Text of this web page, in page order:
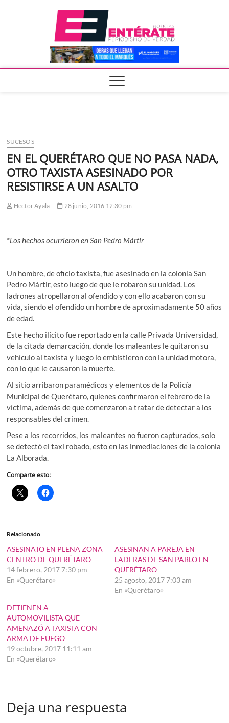
SUCESOS
EN EL QUERÉTARO QUE NO PASA NADA,
OTRO TAXISTA ASESINADO POR
RESISTIRSE A UN ASALTO
Hector Ayala 28 junio, 2016 12:30 pm
*Los hechos ocurrieron en San Pedro Mártir
Un hombre, de oficio taxista, fue asesinado en la colonia San
Pedro Mártir, esto luego de que le robaron su unidad. Los
ladrones atropellaron al ofendido y con ello acabaron con su
vida, siendo el ofendido un hombre de aproximadamente 50 años
de edad.
Este hecho ilícito fue reportado en la calle Privada Universidad,
de la citada demarcación, donde los maleantes le quitaron su
vehículo al taxista y luego lo embistieron con la unidad motora,
con lo que le causaron la muerte.
Al sitio arribaron paramédicos y elementos de la Policía
Municipal de Querétaro, quienes confirmaron el febrero de la
víctima, además de que comenzaron a tratar de detectar a los
responsables del crimen.
Pese a los recorridos, los maleantes no fueron capturados, solo
se detectó el taxi robado, esto en las inmediaciones de la colonia
La Alborada.
Comparte esto:
Relacionado
ASESINATO EN PLENA ZONA
CENTRO DE QUERÉTARO
14 febrero, 2017 7:30 pm
En «Querétaro»
ASESINAN A PAREJA EN
LADERAS DE SAN PABLO EN
QUERÉTARO
25 agosto, 2017 7:03 am
En «Querétaro»
DETIENEN A
AUTOMOVILISTA QUE
AMENAZÓ A TAXISTA CON
ARMA DE FUEGO
19 octubre, 2017 11:11 am
En «Querétaro»
Deja una respuesta